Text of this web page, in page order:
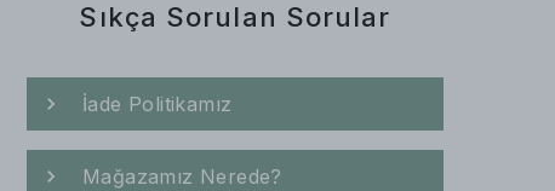
Sıkça Sorulan Sorular
İade Politikamız
Mağazamız Nerede?